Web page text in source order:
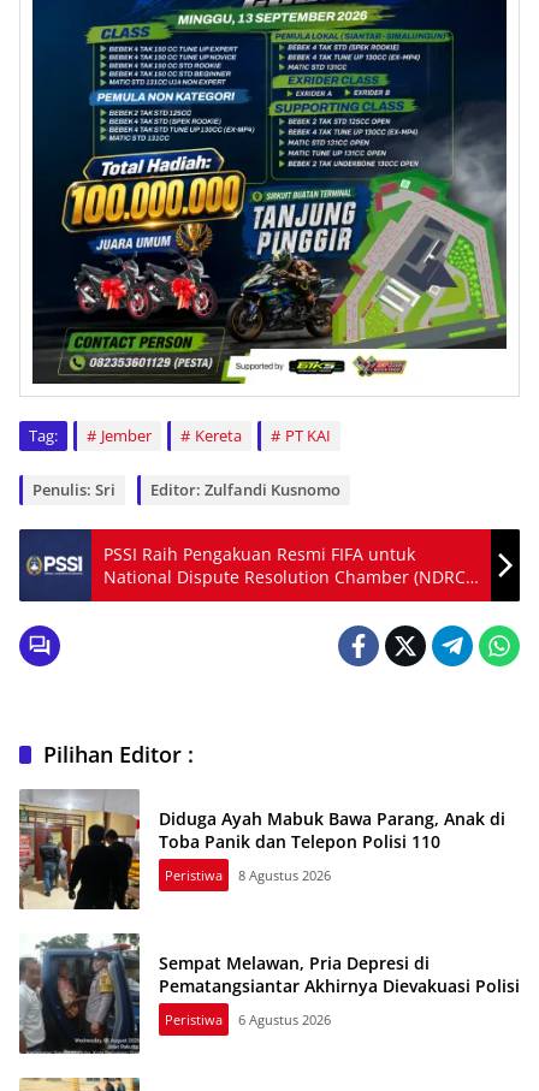
Tag: Jember Kereta PT KAI
Penulis: Sri Editor: Zulfandi Kusnomo
PSSI Raih Pengakuan Resmi FIFA untuk
National Dispute Resolution Chamber (NDRC)
Indonesia
Pilihan Editor :
Diduga Ayah Mabuk Bawa Parang, Anak di
Toba Panik dan Telepon Polisi 110
Peristiwa 8 Agustus 2026
Sempat Melawan, Pria Depresi di
Pematangsiantar Akhirnya Dievakuasi Polisi
Peristiwa 6 Agustus 2026